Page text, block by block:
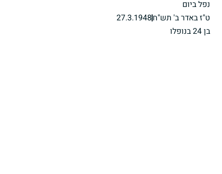
נפל ביום
ט"ז באדר ב' תש"ח27.3.1948
בן 24 בנופלו